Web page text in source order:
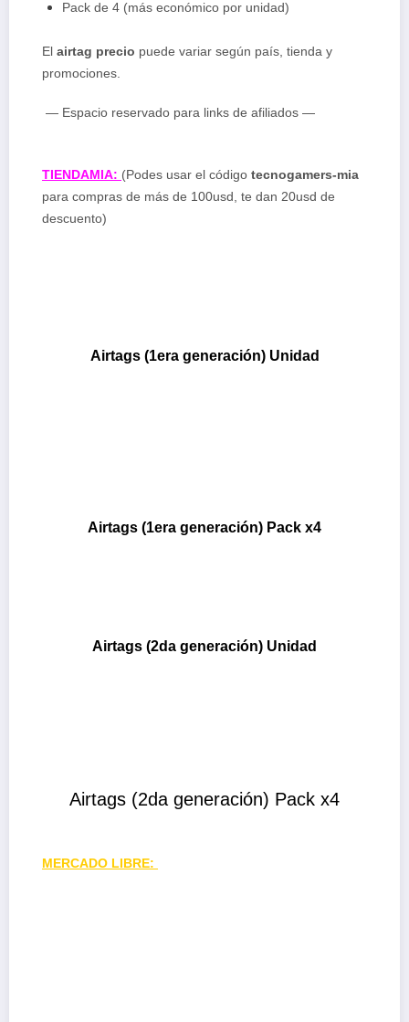
Pack de 4 (más económico por unidad)
El airtag precio puede variar según país, tienda y
promociones.
— Espacio reservado para links de afiliados —
TIENDAMIA: (Podes usar el código tecnogamers-mia
para compras de más de 100usd, te dan 20usd de
descuento)
Airtags (1era generación) Unidad
Airtags (1era generación) Pack x4
Airtags (2da generación) Unidad
Airtags (2da generación) Pack x4
MERCADO LIBRE: